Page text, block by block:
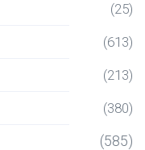
(25)
(613)
(213)
(380)
(585)